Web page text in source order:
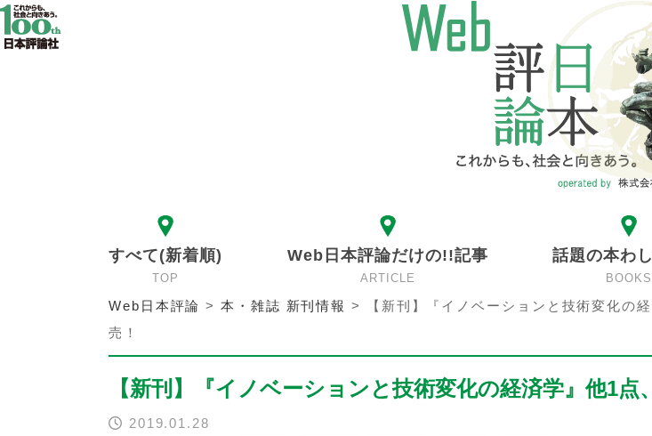
すべて(新着順)
TOP
Web日本評論だけの!!記事
ARTICLE
話題の本わ
BOOKS
Web日本評論 >本・雑誌 新刊情報 >
【新刊】『イノベーションと技術変化の
売！
【新刊】『イノベーションと技術変化の経済学』他1点
2019.01.28